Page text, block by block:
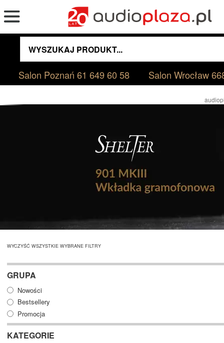
Salon Poznań61 649 60 58 Salon Wrocław
WYCZYŚĆ WSZYSTKIE WYBRANE FILTRY
GRUPA
Nowości
Bestsellery
Promocja
KATEGORIE